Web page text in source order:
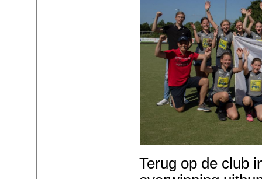
Terug op de club